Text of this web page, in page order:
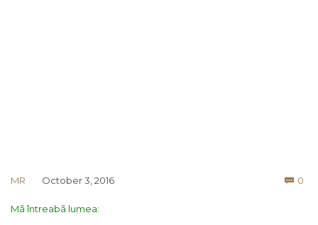
MR October 3, 2016  0
Mã întreabã lumea: